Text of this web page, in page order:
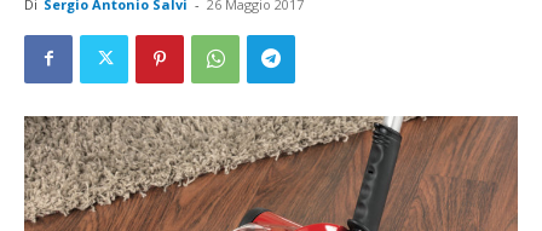
Di Sergio Antonio Salvi - 26 Maggio 2017